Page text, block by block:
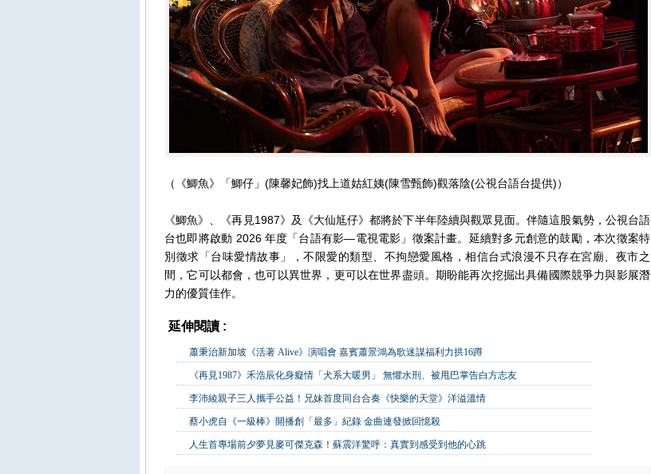
（《鯽魚》「鯽仔」(陳馨妃飾)找上道姑紅姨(陳雪甄飾)觀落陰(公視台語台提供)）
《鯽魚》、《再見1987》及《大仙尪仔》都將於下半年陸續與觀眾見面。伴隨這股氣勢，公視台語
台也即將啟動 2026 年度「台語有影—電視電影」徵案計畫。延續對多元創意的鼓勵，本次徵案特
別徵求「台味愛情故事」，不限愛的類型、不拘戀愛風格，相信台式浪漫不只存在宮廟、夜市之
間，它可以都會，也可以異世界，更可以在世界盡頭。期盼能再次挖掘出具備國際競爭力與影展潛
力的優質佳作。
延伸閱讀 :
蕭秉治新加坡《活著 Alive》演唱會 嘉賓蕭景鴻為歌迷謀福利力拱16蹲
《再見1987》禾浩辰化身癡情「犬系大暖男」 無懼水刑、被甩巴掌告白方志友
李沛綾親子三人攜手公益！兄妹首度同台合奏《快樂的天堂》洋溢溫情
蔡小虎自《一級棒》開播創「最多」紀錄 金曲連發掀回憶殺
人生首專場前夕夢見麥可傑克森！蘇震洋驚呼：真實到感受到他的心跳